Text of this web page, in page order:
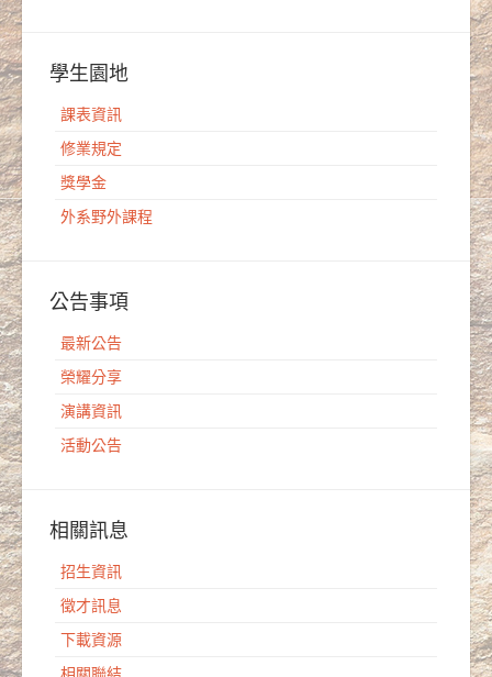
學生園地
課表資訊
修業規定
獎學金
外系野外課程
公告事項
最新公告
榮耀分享
演講資訊
活動公告
相關訊息
招生資訊
徵才訊息
下載資源